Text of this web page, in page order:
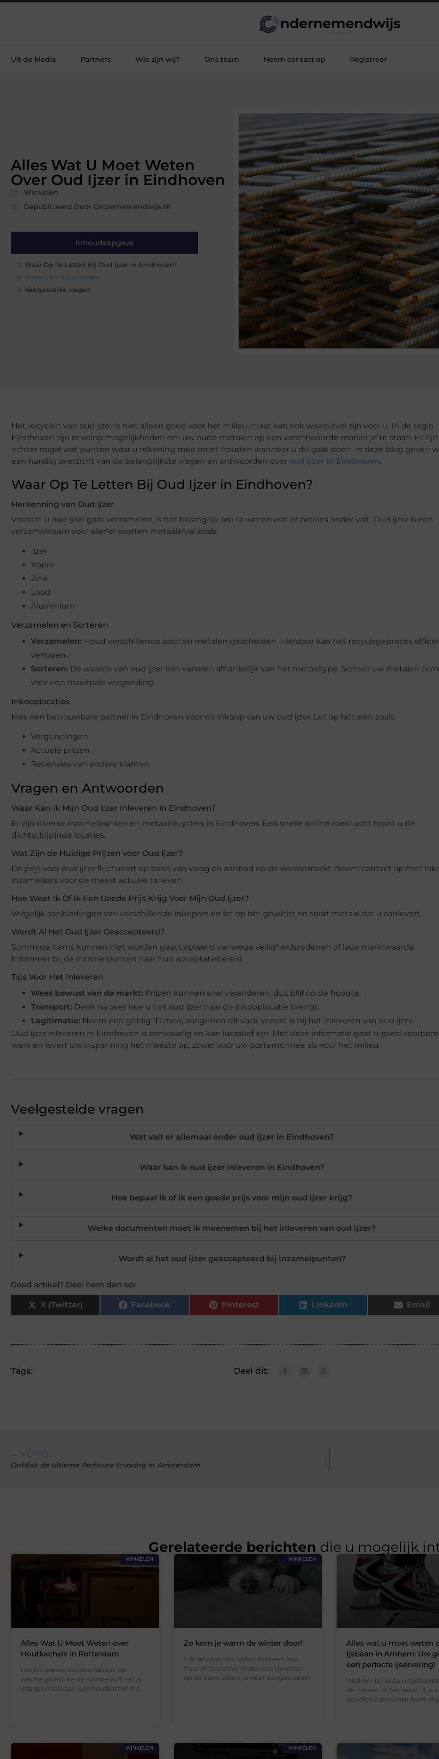
Uit de Media Partners Wie zijn wij? Ons team Neem contact op Registreer
Alles Wat U Moet Weten
Over Oud Ijzer in Eindhoven
Winkelen
Gepubliceerd Door Ondernemendwijs.nl
Inhoudsopgave
Waar Op Te Letten Bij Oud Ijzer in Eindhoven?
Vragen en Antwoorden
Veelgestelde vragen
Het recyclen van oud ijzer is niet alleen goed voor het milieu, maar kan ook waardevol zijn voor u. In de regio
Eindhoven zijn er volop mogelijkheden om uw oude metalen op een verantwoorde manier af te staan. Er zijn
echter nogal wat punten waar u rekening mee moet houden wanneer u dit gaat doen. In deze blog geven
een handig overzicht van de belangrijkste vragen en antwoorden over oud ijzer in Eindhoven.
Waar Op Te Letten Bij Oud Ijzer in Eindhoven?
Herkenning van Oud Ijzer
Voordat u oud ijzer gaat verzamelen, is het belangrijk om te weten wat er precies onder valt. Oud ijzer is een
verzamelnaam voor allerlei soorten metaalafval zoals:
Ijzer
Koper
Zink
Lood
Aluminium
Verzamelen en Sorteren
Verzamelen: Houd verschillende soorten metalen gescheiden. Hierdoor kan het recyclageproces
verlopen.
Sorteren: De waarde van oud ijzer kan variëren afhankelijk van het metaaltype. Sorteer uw metalen
voor een maximale vergoeding.
Inkooplocaties
Kies een betrouwbare partner in Eindhoven voor de inkoop van uw oud ijzer. Let op factoren zoals:
Vergunningen
Actuele prijzen
Recensies van andere klanten
Vragen en Antwoorden
Waar Kan Ik Mijn Oud Ijzer Inleveren in Eindhoven?
Er zijn diverse inzamelpunten en metaalrecyclers in Eindhoven. Een snelle online zoektocht toont u de
dichtstbijzijnde locaties.
Wat Zijn de Huidige Prijzen voor Oud Ijzer?
De prijs voor oud ijzer fluctueert op basis van vraag en aanbod op de wereldmarkt. Neem contact op met
inzamelaars voor de meest actuele tarieven.
Hoe Weet Ik Of Ik Een Goede Prijs Krijg Voor Mijn Oud Ijzer?
Vergelijk aanbiedingen van verschillende inkopers en let op het gewicht en soort metaal dat u aanlevert.
Wordt Al Het Oud Ijzer Geaccepteerd?
Sommige items kunnen niet worden geaccepteerd vanwege veiligheidsredenen of lage marktwaarde.
Informeer bij de inzamelpunten naar hun acceptatiebeleid.
Tips Voor Het Inleveren
Wees bewust van de markt: Prijzen kunnen snel veranderen, dus blijf op de hoogte.
Transport: Denk na over hoe u het oud ijzer naar de inkooplocatie brengt.
Legitimatie: Neem een geldig ID mee, aangezien dit vaak vereist is bij het inleveren van oud ijzer.
Oud ijzer inleveren in Eindhoven is eenvoudig en kan lucratief zijn. Met deze informatie gaat u goed
werk en levert uw inspanning het meeste op, zowel voor uw portemonnee als voor het milieu.
Veelgestelde vragen
Wat valt er allemaal onder oud ijzer in Eindhoven?
Waar kan ik oud ijzer inleveren in Eindhoven?
Hoe bepaal ik of ik een goede prijs voor mijn oud ijzer krijg?
Welke documenten moet ik meenemen bij het inleveren van oud ijzer?
Wordt al het oud ijzer geaccepteerd bij inzamelpunten?
Goed artikel? Deel hem dan op:
X (Twitter) Facebook Pinterest LinkedIn Email
Tags: Deel dit:
← VORIG
Ontdek de Ultieme Pedicure Ervaring in Amsterdam
Gerelateerde berichten die u mogelijk
WINKELEN
Alles Wat U Moet Weten over
Houtkachels in Rotterdam
Het knisperen van brandhout, de
warme gloed die de ruimte vult – er is
iets speciaals aan een houtkachel die
WINKELEN
Zo kom je warm de winter door!
Het seizoen van lekker met een kop
thee of chocomel onder een dekentje
op de bank zitten, is weer aangebroken.
Alles wat u moet weten
Ijsbaan in Arnhem: Uw
een perfecte ijservaring!
Welkom bij onze
de ijsbaan in Arnhem! Of je
geoefend schaatser bent of
WINKELEN WINKELEN